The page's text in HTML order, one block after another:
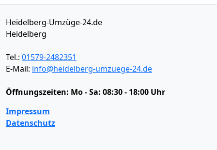
Heidelberg-Umzüge-24.de
Heidelberg
Tel.: 01579-2482351
E-Mail: info@heidelberg-umzuege-24.de
Öffnungszeiten: Mo - Sa: 08:30 - 18:00 Uhr
Impressum
Datenschutz